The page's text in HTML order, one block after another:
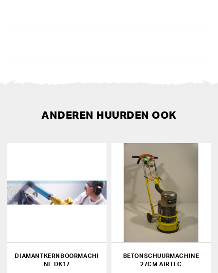
ANDEREN HUURDEN OOK
DIAMANTKERNBOORMACHI
NE DK17
BETONSCHUURMACHINE
27CM AIRTEC